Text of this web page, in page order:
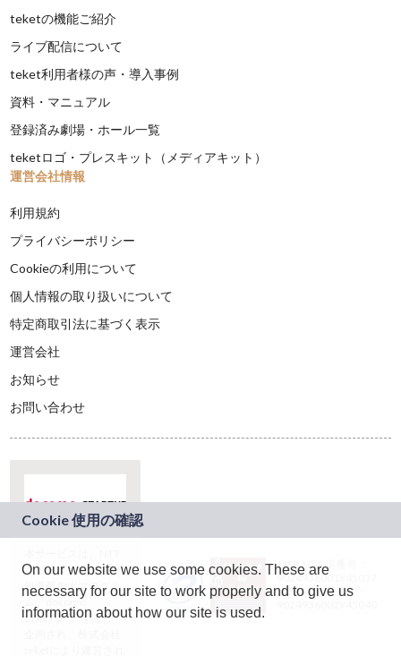
teketの機能ご紹介
ライブ配信について
teket利用者様の声・導入事例
資料・マニュアル
登録済み劇場・ホール一覧
teketロゴ・プレスキット（メディアキット）
運営会社情報
利用規約
プライバシーポリシー
Cookieの利用について
個人情報の取り扱いについて
特定商取引法に基づく表示
運営会社
お知らせ
お問い合わせ
ドコモグループの新
規事業創出プログラ
ム「docomo
STARTUP」を通じて
JASRAC許諾番号：
9024936001Y45037
JASRAC許諾番号：
On our website we use some cookies. These are
necessary for our site to work properly and to give us
information about how our site is used.